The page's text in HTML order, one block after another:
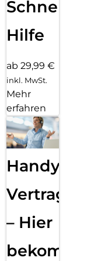
Schnelle
Hilfe
ab 29,99 €
inkl. MwSt.
Mehr
erfahren
Handy
– Hier
bekommst